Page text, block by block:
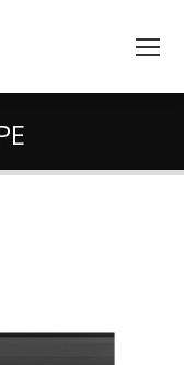
ici :